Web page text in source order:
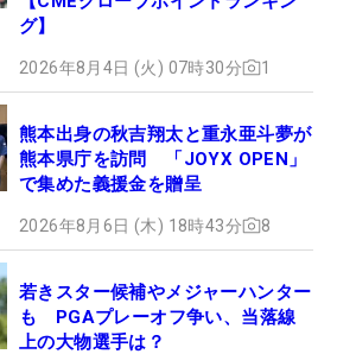
グ】
2026年8月4日 (火) 07時30分 1
熊本出身の秋吉翔太と重永亜斗夢が
熊本県庁を訪問 「JOYX OPEN」
で集めた義援金を贈呈
2026年8月6日 (木) 18時43分 8
若きスター候補やメジャーハンター
も PGAプレーオフ争い、当落線
上の大物選手は？